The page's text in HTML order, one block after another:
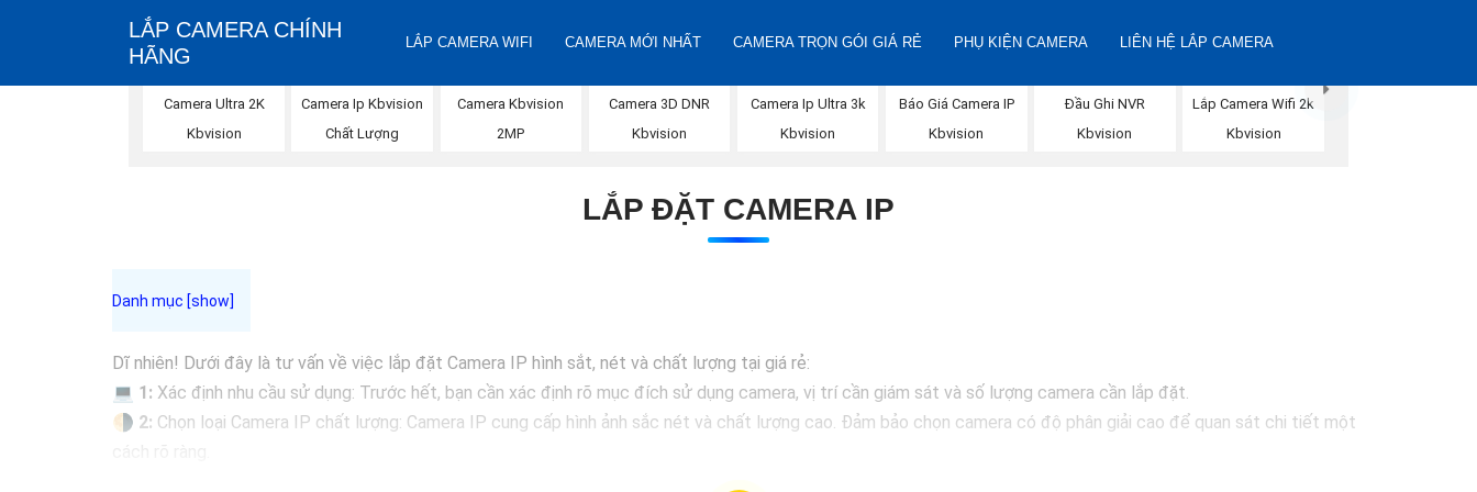
LẮP CAMERA CHÍNH
HÃNG
LẮP CAMERA WIFI CAMERA MỚI NHẤT CAMERA TRỌN GÓI GIÁ RẺ PHỤ KIỆN CAMERA LIÊN HỆ LẮP CAMERA
Camera Ultra 2K
Kbvision
Camera Ip Kbvision
Chất Lượng
Camera Kbvision
2MP
Camera 3D DNR
Kbvision
Camera Ip Ultra 3k
Kbvision
Báo Giá Camera IP
Kbvision
Đầu Ghi NVR
Kbvision
Lắp Camera Wifi 2k
Kbvision
LẮP ĐẶT CAMERA IP
Dĩ nhiên! Dưới đây là tư vấn về việc lắp đặt Camera IP hình sắt, nét và chất lượng tại giá rẻ:
💻 1: Xác định nhu cầu sử dụng: Trước hết, bạn cần xác định rõ mục đích sử dụng camera, vị trí cần giám sát và số lượng camera cần lắp đặt.
🌗 2: Chọn loại Camera IP chất lượng: Camera IP cung cấp hình ảnh sắc nét và chất lượng cao. Đảm bảo chọn camera có độ phân giải cao để quan sát chi tiết một